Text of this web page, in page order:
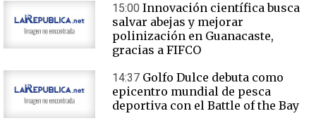
15:00 Innovación científica busca
salvar abejas y mejorar
polinización en Guanacaste,
gracias a FIFCO
14:37 Golfo Dulce debuta como
epicentro mundial de pesca
deportiva con el Battle of the Bay